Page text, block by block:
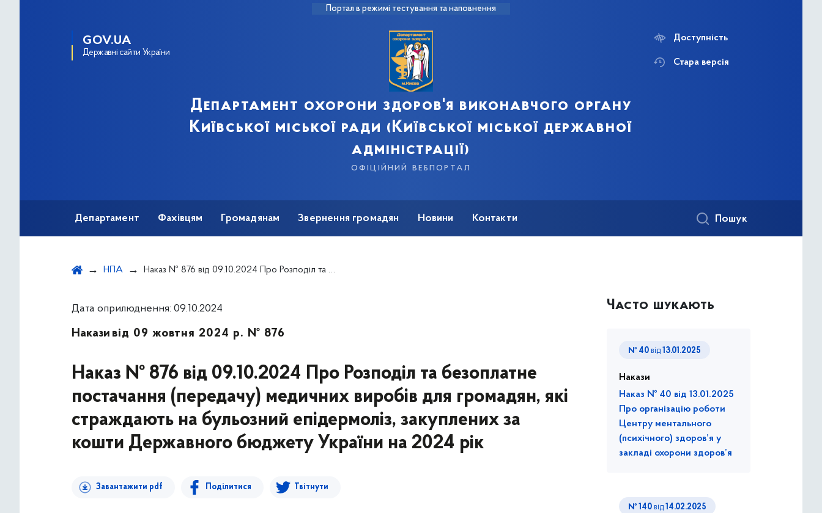
Портал в режимі тестування та наповнення
GOV.UA
Державні сайти України
Департамент охорони здоров'я виконавчого органу
Київської міської ради (Київської міської державної
адміністрації)
офіційний вебпортал
Доступність
Стара версія
Департамент Фахівцям Громадянам Звернення громадян Новини Контакти Пошук
НПА Наказ № 876 від 09.10.2024 Про Розподіл та безоплатне постачання (передачу) медичних виробів для громадян, які страждають на бульозний епідермоліз, закуплених за кошти Державного бюджету України на 2024 рік
Дата оприлюднення: 09.10.2024
Накази від 09 жовтня 2024 р. № 876
Наказ № 876 від 09.10.2024 Про Розподіл та безоплатне
постачання (передачу) медичних виробів для громадян, які
страждають на бульозний епідермоліз, закуплених за
кошти Державного бюджету України на 2024 рік
Завантажити pdf Поділитися Твітнути
Часто шукають
№ 40 від 13.01.2025
Накази
Наказ № 40 від 13.01.2025
Про організацію роботи
Центру ментального
(психічного) здоров’я у
закладі охорони здоров’я
№ 140 від 14.02.2025